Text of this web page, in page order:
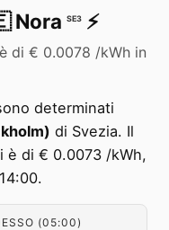
Nora SE3 ⚡️
di € 0.0078 /kWh in
determinati
di Svezia. Il
è di € 0.0073 /kWh,
(05:00)